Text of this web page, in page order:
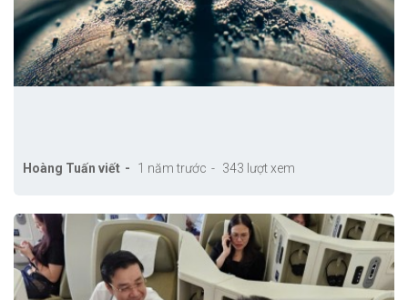
Hoàng Tuấn viết 1 năm trước 343 lượt xem